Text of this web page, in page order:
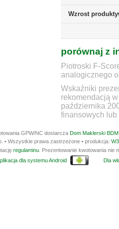
Wzrost
porównaj z
Piotroski F-
analogicznego
Wskaźniki
rekomendacją
października
finansowych lub
GPW/NC dostarcza Dom Maklerski
• Wszystkie prawa zastrzeżone • produkcja:
regulaminu . Prezentowanie kwotowania
dla systemu Android Dla